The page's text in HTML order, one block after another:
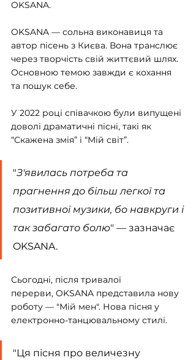
OKSANA.
OKSANA — сольна виконавиця та
автор пісень з Києва. Вона транслює
через творчість свій життєвий шлях.
Основною темою завжди є кохання
та пошук себе.
У 2022 році співачкою були випущені
доволі драматичні пісні, такі як
“Скажена змія” і “Мій світ”.
"З'явилась потреба та
прагнення до більш легкої та
позитивної музики, бо навкруги і
так забагато болю" — зазначає
OKSANA.
Сьогодні, після тривалої
перерви, OKSANA представила нову
роботу — "Мій мен". Нова пісня у
електронно-танцювальному стилі.
"Ця пісня про величезну